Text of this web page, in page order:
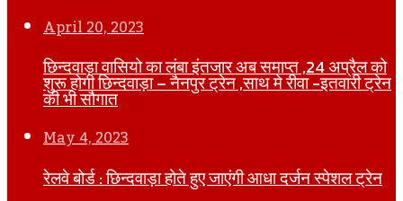
April 20, 2023
छिन्दवाड़ा वासियो का लंबा इंतजार अब समाप्त ,24 अप्रैल को
शुरू होगी छिन्दवाड़ा – नैनपुर ट्रेन ,साथ मे रीवा -इतवारी ट्रेन
की भी सौगात
May 4, 2023
रेलवे बोर्ड : छिन्दवाड़ा होते हुए जाएंगी आधा दर्जन स्पेशल ट्रेन